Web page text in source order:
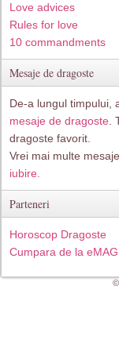
Love advices
Rules for love
10 commandments
Mesaje de dragoste
De-a lungul timpului,
mesaje de dragoste
dragoste favorit.
Vrei mai multe
iubire.
Parteneri
Horoscop Dragoste
Cumpara de la eMAG
©